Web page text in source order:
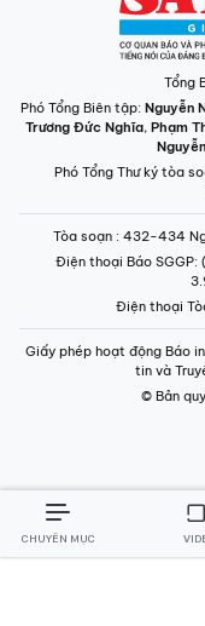
Tổng
Phó Tổng Biên tập: Nguyễn
Trương Đức Nghĩa, Phạm
Phó Tổng Thư ký tòa
Tòa soạn : 432-434
Điện thoại Báo SGGP:
Điện thoại
Giấy phép hoạt động Báo
tin và
© Bản
CHUYÊN MỤC